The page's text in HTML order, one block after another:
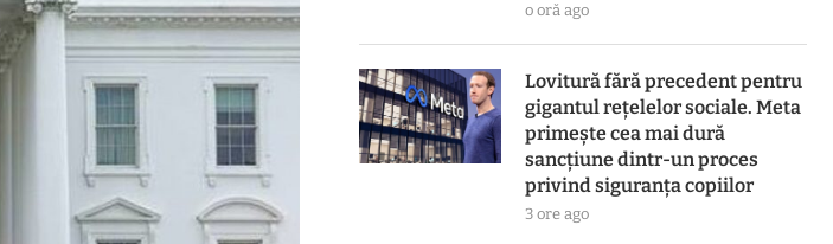
o oră ago
Lovitură fără precedent pentru
gigantul rețelelor sociale. Meta
primește cea mai dură
sancțiune dintr-un proces
privind siguranța copiilor
3 ore ago